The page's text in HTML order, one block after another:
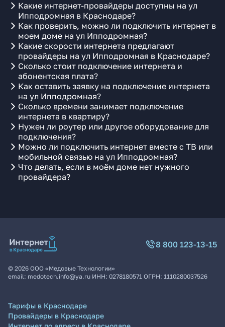
Какие интернет-провайдеры доступны на ул
Ипподромная в Краснодаре?
Как проверить, можно ли подключить интернет в
моем доме на ул Ипподромная?
Какие скорости интернета предлагают
провайдеры на ул Ипподромная в Краснодаре?
Сколько стоит подключение интернета и
абонентская плата?
Как оставить заявку на подключение интернета
на ул Ипподромная?
Сколько времени занимает подключение
интернета в квартиру?
Нужен ли роутер или другое оборудование для
подключения?
Можно ли подключить интернет вместе с ТВ или
мобильной связью на ул Ипподромная?
Что делать, если в моём доме нет нужного
провайдера?
8 800 123-13-15
© 2026 ООО «Медовые Технологии»
email: medotech.info@ya.ru ИНН: 0278180571 ОГРН: 1110280037526
Тарифы в Краснодаре
Провайдеры в Краснодаре